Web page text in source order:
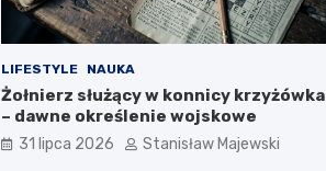
LIFESTYLE NAUKA
Żołnierz służący w konnicy krzyżówka
– dawne określenie wojskowe
31 lipca 2026 Stanisław Majewski